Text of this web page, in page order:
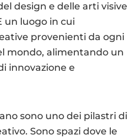
design e delle arti visive
un luogo in cui
provenienti da ogni
mondo, alimentando un
innovazione e
sono uno dei pilastri di
Sono spazi dove le